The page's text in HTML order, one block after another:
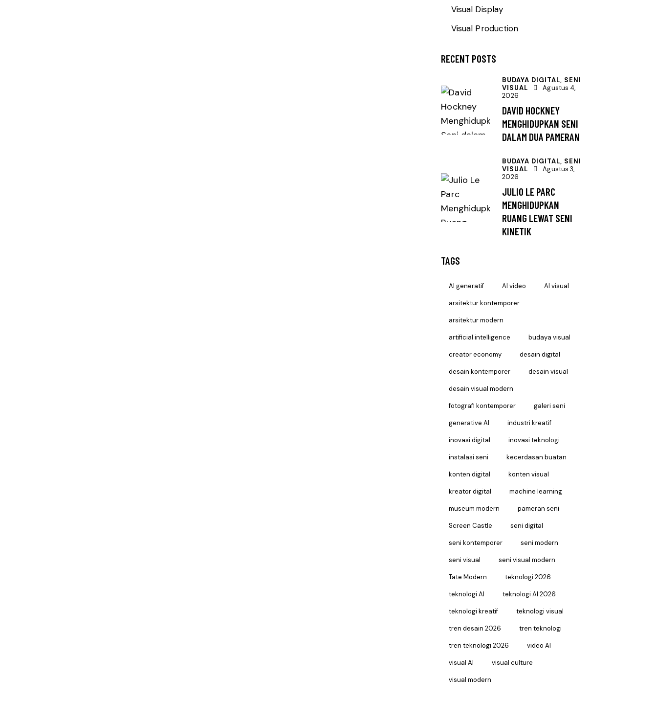
Visual Display
Visual Production
RECENT POSTS
BUDAYA DIGITAL, SENI
VISUAL
Agustus 4,
2026
DAVID HOCKNEY
MENGHIDUPKAN SENI
DALAM DUA PAMERAN
BUDAYA DIGITAL, SENI
VISUAL
Agustus 3,
2026
JULIO LE PARC
MENGHIDUPKAN
RUANG LEWAT SENI
KINETIK
TAGS
AI generatif AI video AI visual
arsitektur kontemporer
arsitektur modern
artificial intelligence budaya visual
creator economy desain digital
desain kontemporer desain visual
desain visual modern
fotografi kontemporer galeri seni
generative AI industri kreatif
inovasi digital inovasi teknologi
instalasi seni kecerdasan buatan
konten digital konten visual
kreator digital machine learning
museum modern pameran seni
Screen Castle seni digital
seni kontemporer seni modern
seni visual seni visual modern
Tate Modern teknologi 2026
teknologi AI teknologi AI 2026
teknologi kreatif teknologi visual
tren desain 2026 tren teknologi
tren teknologi 2026 video AI
visual AI visual culture
visual modern